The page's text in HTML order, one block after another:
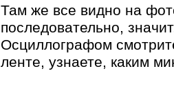
Там же все видно на
последовательно,
Осциллографом
ленте, узнаете, каким